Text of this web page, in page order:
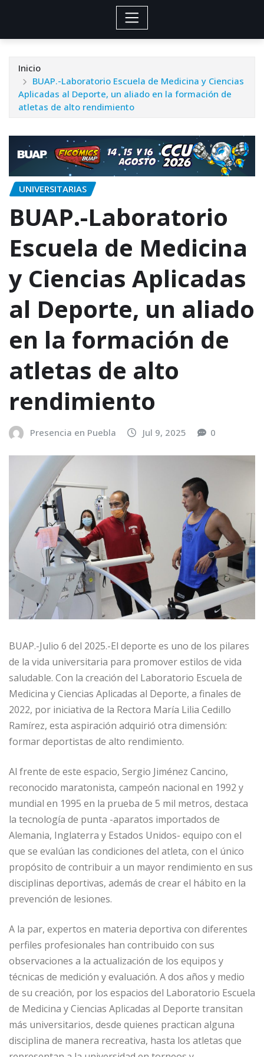
Inicio
BUAP.-Laboratorio Escuela de Medicina y Ciencias
Aplicadas al Deporte, un aliado en la formación de
atletas de alto rendimiento
UNIVERSITARIAS
BUAP.-Laboratorio
Escuela de Medicina
y Ciencias Aplicadas
al Deporte, un aliado
en la formación de
atletas de alto
rendimiento
Presencia en Puebla Jul 9, 2025 0
BUAP.-Julio 6 del 2025.-El deporte es uno de los pilares
de la vida universitaria para promover estilos de vida
saludable. Con la creación del Laboratorio Escuela de
Medicina y Ciencias Aplicadas al Deporte, a finales de
2022, por iniciativa de la Rectora María Lilia Cedillo
Ramírez, esta aspiración adquirió otra dimensión:
formar deportistas de alto rendimiento.
Al frente de este espacio, Sergio Jiménez Cancino,
reconocido maratonista, campeón nacional en 1992 y
mundial en 1995 en la prueba de 5 mil metros, destaca
la tecnología de punta -aparatos importados de
Alemania, Inglaterra y Estados Unidos- equipo con el
que se evalúan las condiciones del atleta, con el único
propósito de contribuir a un mayor rendimiento en sus
disciplinas deportivas, además de crear el hábito en la
prevención de lesiones.
A la par, expertos en materia deportiva con diferentes
perfiles profesionales han contribuido con sus
observaciones a la actualización de los equipos y
técnicas de medición y evaluación. A dos años y medio
de su creación, por los espacios del Laboratorio Escuela
de Medicina y Ciencias Aplicadas al Deporte transitan
más universitarios, desde quienes practican alguna
disciplina de manera recreativa, hasta los atletas que